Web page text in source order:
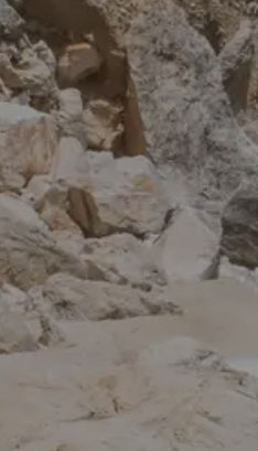
SERVICE
SEGELBLOG
BAREBOOT CHARTER